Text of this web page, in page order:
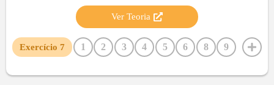
Ver Teoria
Exercício 7 1 2 3 4 5 6 8
9